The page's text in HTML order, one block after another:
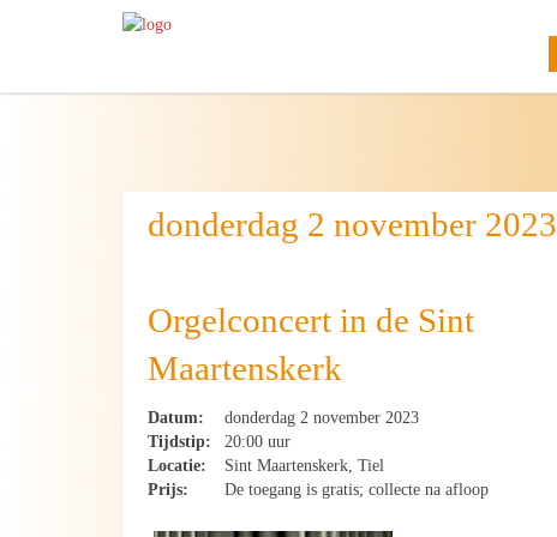
donderdag 2 november 2023
Orgelconcert in de Sint
Maartenskerk
Datum:
donderdag 2 november 2023
Tijdstip:
20:00 uur
Locatie:
Sint Maartenskerk, Tiel
Prijs:
De toegang is gratis; collecte na afloop